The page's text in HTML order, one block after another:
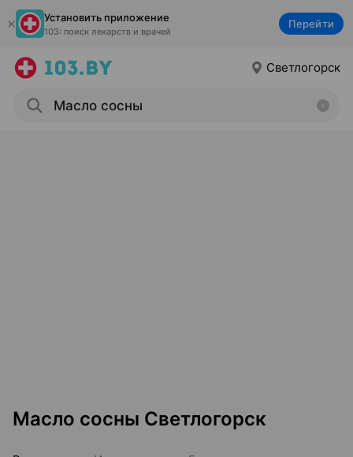
Установить приложение
103: поиск лекарств и врачей
Перейти
Светлогорск
Масло сосны Светлогорск